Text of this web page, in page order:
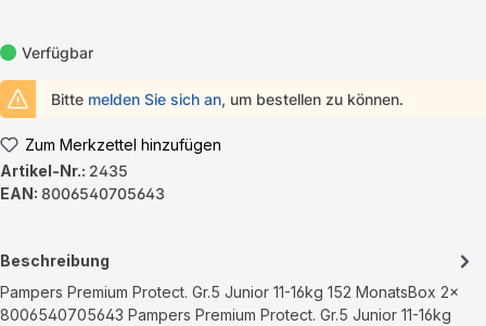
Verfügbar
Bitte melden Sie sich an, um bestellen zu können.
Zum Merkzettel hinzufügen
Artikel-Nr.: 2435
EAN: 8006540705643
Beschreibung
Pampers Premium Protect. Gr.5 Junior 11-16kg 152 MonatsBox 2x
8006540705643 Pampers Premium Protect. Gr.5 Junior 11-16kg